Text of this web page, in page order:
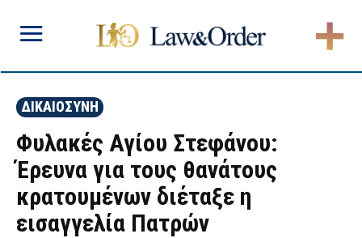
ΔΙΚΑΙΟΣΥΝΗ
Φυλακές Αγίου Στεφάνου:
Έρευνα για τους θανάτους
κρατουμένων διέταξε η
εισαγγελία Πατρών